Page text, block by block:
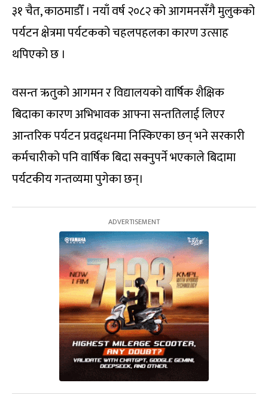
३१ चैत, काठमाडौँ । नयाँ वर्ष २०८२ को आगमनसँगै मुलुकको
पर्यटन क्षेत्रमा पर्यटकको चहलपहलका कारण उत्साह
थपिएको छ ।
वसन्त ऋतुको आगमन र विद्यालयको वार्षिक शैक्षिक
बिदाका कारण अभिभावक आफ्ना सन्ततिलाई लिएर
आन्तरिक पर्यटन प्रवद्र्धनमा निस्किएका छन् भने सरकारी
कर्मचारीको पनि वार्षिक बिदा सक्नुपर्ने भएकाले बिदामा
पर्यटकीय गन्तव्यमा पुगेका छन्।